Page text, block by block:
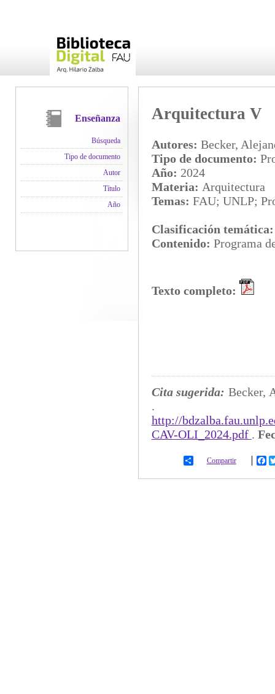
Enseñanza
Búsqueda
Tipo de documento
Autor
Título
Año
Arquitectura V
Autores: Becker,
Tipo de documento:
Año: 2024
Materia: Arquitectura
Temas: FAU; UNLP;
Clasificación
Contenido: Programa
Texto completo:
Cita sugerida:Becker,
http://
CAV-OLI_2024.pdf .
Compartir